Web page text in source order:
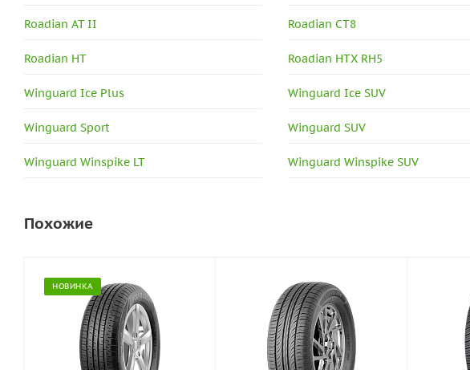
Roadian AT II Roadian CT8
Roadian HT Roadian HTX RH5
Winguard Ice Plus Winguard Ice SUV
Winguard Sport Winguard SUV
Winguard Winspike LT Winguard Winspike SUV
Похожие
НОВИНКА